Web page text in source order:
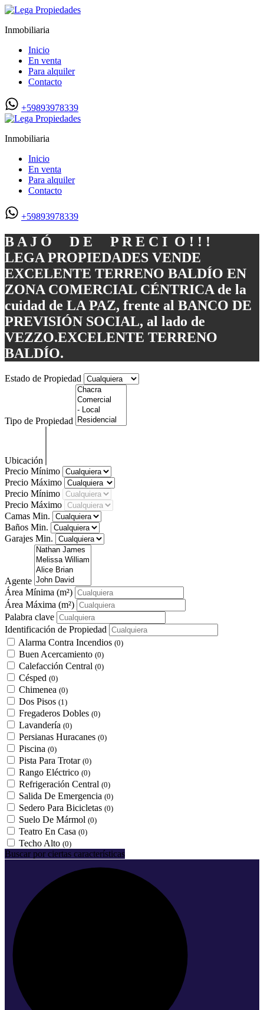
Inmobiliaria
Inicio
En venta
Para alquiler
Contacto
+59893978339
Inmobiliaria
Inicio
En venta
Para alquiler
Contacto
+59893978339
B A J Ó D E P R E C I O ! ! !
LEGA PROPIEDADES VENDE
EXCELENTE TERRENO BALDÍO EN
ZONA COMERCIAL CÉNTRICA de la
cuidad de LA PAZ, frente al BANCO DE
PREVISIÓN SOCIAL, al lado de
VEZZO.EXCELENTE TERRENO
BALDÍO.
Estado de Propiedad
Tipo de Propiedad
Ubicación
Precio Mínimo
Precio Máximo
Precio Mínimo
Precio Máximo
Camas Min.
Baños Min.
Garajes Min.
Agente
Área Mínima (m²)
Área Máxima (m²)
Palabra clave
Identificación de Propiedad
Alarma Contra Incendios (0)
Buen Acercamiento (0)
Calefacción Central (0)
Césped (0)
Chimenea (0)
Dos Pisos (1)
Fregaderos Dobles (0)
Lavandería (0)
Persianas Huracanes (0)
Piscina (0)
Pista Para Trotar (0)
Rango Eléctrico (0)
Refrigeración Central (0)
Salida De Emergencia (0)
Sedero Para Bicicletas (0)
Suelo De Mármol (0)
Teatro En Casa (0)
Techo Alto (0)
Buscar por ciertas características